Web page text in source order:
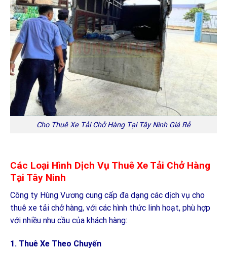
Cho Thuê Xe Tải Chở Hàng Tại Tây Ninh Giá Rẻ
Các Loại Hình Dịch Vụ Thuê Xe Tải Chở Hàng
Tại Tây Ninh
Công ty Hùng Vương cung cấp đa dạng các dịch vụ cho
thuê xe tải chở hàng, với các hình thức linh hoạt, phù hợp
với nhiều nhu cầu của khách hàng:
1. Thuê Xe Theo Chuyến